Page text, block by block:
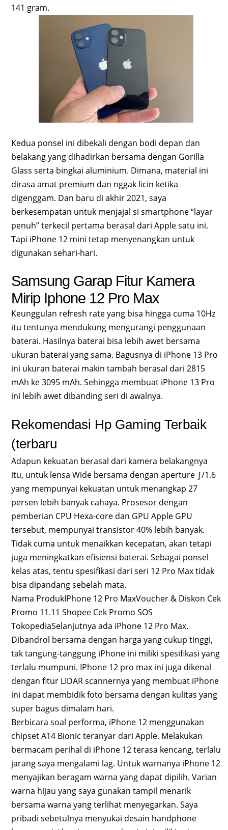
141 gram.
Kedua ponsel ini dibekali dengan bodi depan dan
belakang yang dihadirkan bersama dengan Gorilla
Glass serta bingkai aluminium. Dimana, material ini
dirasa amat premium dan nggak licin ketika
digenggam. Dan baru di akhir 2021, saya
berkesempatan untuk menjajal si smartphone “layar
penuh” terkecil pertama berasal dari Apple satu ini.
Tapi iPhone 12 mini tetap menyenangkan untuk
digunakan sehari-hari.
Samsung Garap Fitur Kamera
Mirip Iphone 12 Pro Max
Keunggulan refresh rate yang bisa hingga cuma 10Hz
itu tentunya mendukung mengurangi penggunaan
baterai. Hasilnya baterai bisa lebih awet bersama
ukuran baterai yang sama. Bagusnya di iPhone 13 Pro
ini ukuran baterai makin tambah berasal dari 2815
mAh ke 3095 mAh. Sehingga membuat iPhone 13 Pro
ini lebih awet dibanding seri di awalnya.
Rekomendasi Hp Gaming Terbaik
(terbaru
Adapun kekuatan berasal dari kamera belakangnya
itu, untuk lensa Wide bersama dengan aperture ƒ/1.6
yang mempunyai kekuatan untuk menangkap 27
persen lebih banyak cahaya. Prosesor dengan
pemberian CPU Hexa-core dan GPU Apple GPU
tersebut, mempunyai transistor 40% lebih banyak.
Tidak cuma untuk menaikkan kecepatan, akan tetapi
juga meningkatkan efisiensi baterai. Sebagai ponsel
kelas atas, tentu spesifikasi dari seri 12 Pro Max tidak
bisa dipandang sebelah mata.
Nama ProdukIPhone 12 Pro MaxVoucher & Diskon Cek
Promo 11.11 Shopee Cek Promo SOS
TokopediaSelanjutnya ada iPhone 12 Pro Max.
Dibandrol bersama dengan harga yang cukup tinggi,
tak tangung-tanggung iPhone ini miliki spesifikasi yang
terlalu mumpuni. IPhone 12 pro max ini juga dikenal
dengan fitur LIDAR scannernya yang membuat iPhone
ini dapat membidik foto bersama dengan kulitas yang
super bagus dimalam hari.
Berbicara soal performa, iPhone 12 menggunakan
chipset A14 Bionic teranyar dari Apple. Melakukan
bermacam perihal di iPhone 12 terasa kencang, terlalu
jarang saya mengalami lag. Untuk warnanya iPhone 12
menyajikan beragam warna yang dapat dipilih. Varian
warna hijau yang saya gunakan tampil menarik
bersama warna yang terlihat menyegarkan. Saya
pribadi sebetulnya menyukai desain handphone